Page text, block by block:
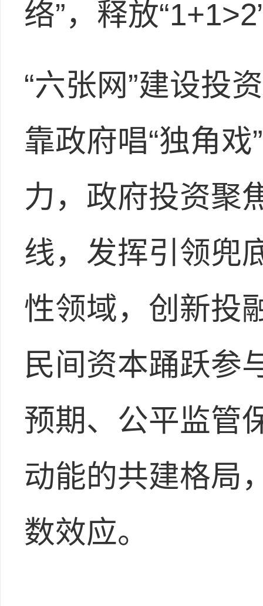
络”，释放
“六张网”建设投
靠政府唱“独角
力，政府投资聚
线，发挥引领兜
性领域，创新投
民间资本踊跃参
预期、公平监管
动能的共建格局
数效应。